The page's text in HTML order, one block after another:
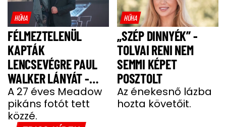
HŰHA
FÉLMEZTELENÜL
KAPTÁK
LENCSEVÉGRE PAUL
WALKER LÁNYÁT -
FOTÓ
A 27 éves Meadow
pikáns fotót tett
közzé.
HŰHA
„SZÉP DINNYÉK” -
TOLVAI RENI NEM
SEMMI KÉPET
POSZTOLT
Az énekesnő lázba
hozta követőit.